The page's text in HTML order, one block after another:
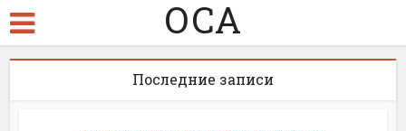
ОСА
Последние записи